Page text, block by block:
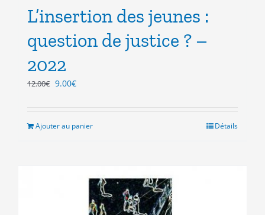
L’insertion des jeunes :
question de justice ? –
2022
12.00€ Le
9.00€Le
est :
Ajouter au panier Détails